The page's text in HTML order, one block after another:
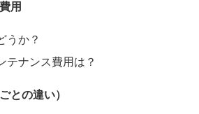
用
うか？
テナンス費用は？
との違い）